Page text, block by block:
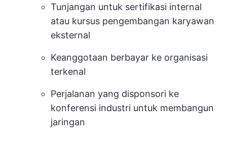
Tunjangan untuk sertifikasi internal
atau kursus pengembangan karyawan
eksternal
Keanggotaan berbayar ke organisasi
terkenal
Perjalanan yang disponsori ke
konferensi industri untuk membangun
jaringan